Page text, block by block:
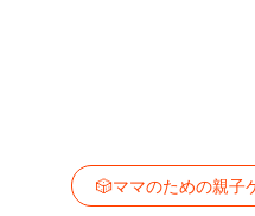
🎲ママのための親子